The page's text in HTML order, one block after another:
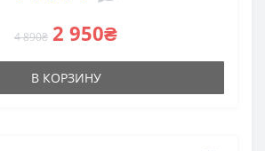
4 890₴ 2 950₴
В КОРЗИНУ